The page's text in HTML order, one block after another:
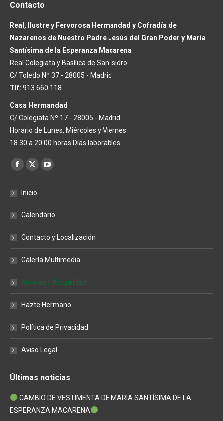
Contacto
Real, Ilustre y Fervorosa Hermandad y Cofradía de
Nazarenos de Nuestro Padre Jesús del Gran Poder y María
Santísima de la Esperanza Macarena
Real Colegiata y Basílica de San Isidro
C/ Toledo Nº 37 - 28005 - Madrid
Tlf: 913 660 118
Casa Hermandad
C/ Colegiata Nº 17 - 28005 - Madrid
Horario de Lunes, Miércoles y Viernes
18.30 a 20.00 horas Días laborables
Encuéntranos en:
Facebook
opens
new
window
X
opens
window
YouTube
window
Inicio
Calendario
Contacto y Localización
Galería Multimedia
Noticias / Actualidad
Hazte Hermano
Política de Privacidad
Aviso Legal
Últimas noticias
CAMBIO DE VESTIMENTA DE MARIA SANTÍSIMA DE LA
ESPERANZA MACARENA